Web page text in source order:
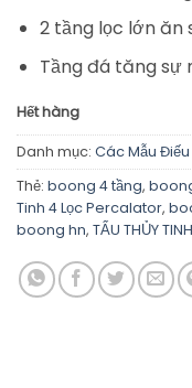
2 tầng lọc lớn ăn
Tầng đá tăng sự
Hết hàng
Danh mục: Các Mẫu
Thẻ: boong 4 tầng,
Tinh 4 Lọc Percalator,
boong hn, TẨU THỦY TINH